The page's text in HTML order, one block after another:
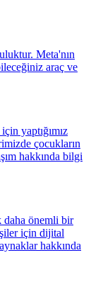
Meta'nın
araç ve
yaptığımız
çocukların
hakkında bilgi
daha önemli bir
için dijital
hakkında